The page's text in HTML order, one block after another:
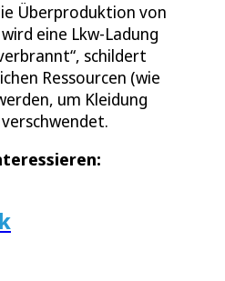
Überproduktion von
eine Lkw-Ladung
schildert
Ressourcen (wie
um Kleidung